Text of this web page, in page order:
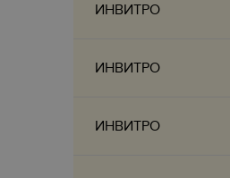
ИНВИТРО
ИНВИТРО
ИНВИТРО